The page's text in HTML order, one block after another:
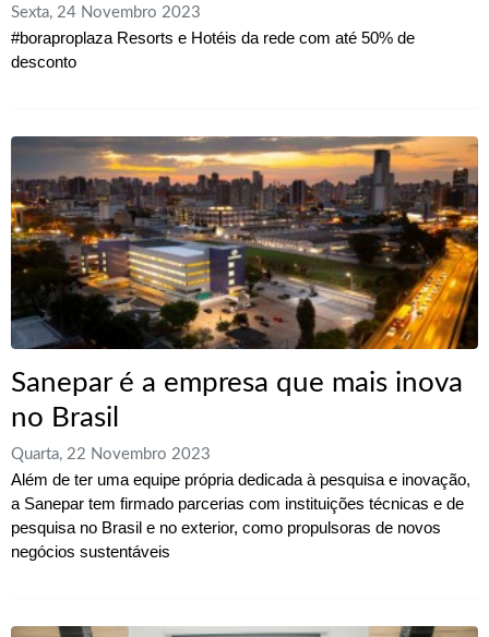
Sexta, 24 Novembro 2023
#boraproplaza Resorts e Hotéis da rede com até 50% de
desconto
Sanepar é a empresa que mais inova
no Brasil
Quarta, 22 Novembro 2023
Além de ter uma equipe própria dedicada à pesquisa e inovação,
a Sanepar tem firmado parcerias com instituições técnicas e de
pesquisa no Brasil e no exterior, como propulsoras de novos
negócios sustentáveis